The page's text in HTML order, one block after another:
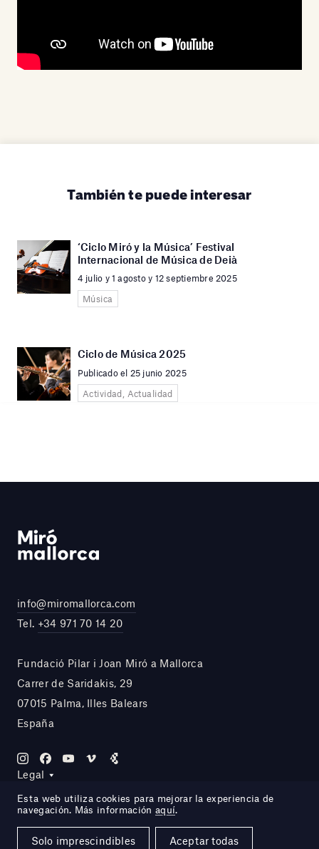
También te puede interesar
‘Ciclo Miró y la Música’ Festival
Internacional de Música de Deià
4 julio y 1 agosto y 12 septiembre 2025
Música
Ciclo de Música 2025
Publicado el 25 junio 2025
Actividad, Actualidad
info@miromallorca.com
Tel. +34 971 70 14 20
Fundació Pilar i Joan Miró a Mallorca
Carrer de Saridakis, 29
07015 Palma, Illes Balears
España
Legal
Site by DOMO—A
Esta web utiliza cookies para mejorar la experiencia de
navegación. Más información aquí.
Solo imprescindibles Aceptar todas